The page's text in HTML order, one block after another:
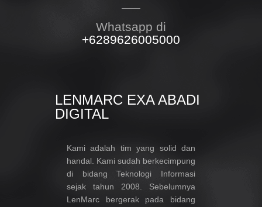
Whatsapp di
+6289626005000
LENMARC EXA ABADI
DIGITAL
Kami adalah tim yang solid dan
handal. Kami sudah berkecimpung
di bidang Teknologi Informasi
sejak tahun 2008. Sebelumnya
LenMarc bergerak pada bidang